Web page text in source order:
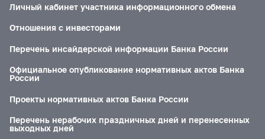
Личный кабинет участника информационного обмена
Отношения с инвесторами
Перечень инсайдерской информации Банка России
Официальное опубликование нормативных актов Банка
России
Проекты нормативных актов Банка России
Перечень нерабочих праздничных дней и перенесенных
выходных дней